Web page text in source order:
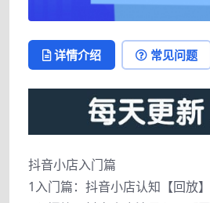
详情介绍 常见问题
抖音小店入门篇
1入门篇：抖音小店认知【回放】